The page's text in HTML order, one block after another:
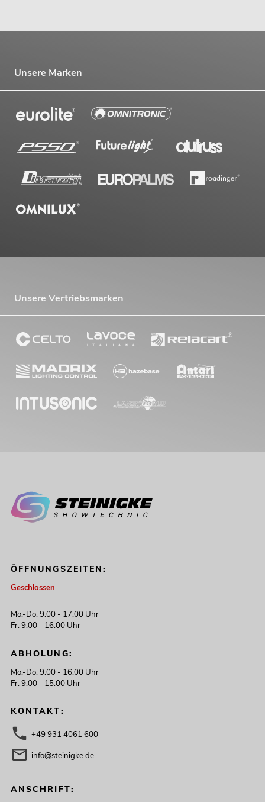
Unsere Marken
Unsere Vertriebsmarken
ÖFFNUNGSZEITEN:
Geschlossen
Mo.-Do. 9:00 - 17:00 Uhr
Fr. 9:00 - 16:00 Uhr
ABHOLUNG:
Mo.-Do. 9:00 - 16:00 Uhr
Fr. 9:00 - 15:00 Uhr
KONTAKT:
+49 931 4061 600
info@steinigke.de
ANSCHRIFT: